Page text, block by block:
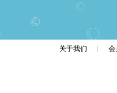
关于我们 | 会